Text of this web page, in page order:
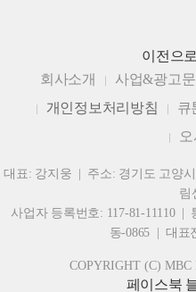
이전으로
회사소개
사업&광고문
개인정보처리방침
큐
대표: 강지웅 | 주소: 경기도 고양
림
사업자 등록번호: 117-81-11110 |
동-0865 | 대표
COPYRIGHT (C) MBC
페이스북